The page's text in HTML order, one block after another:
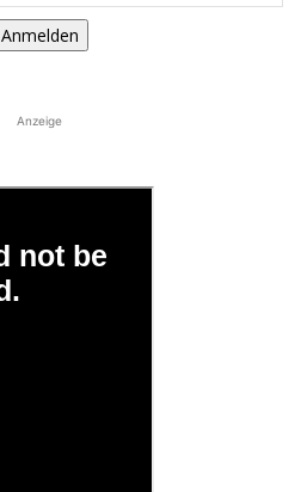
Anmelden
Anzeige